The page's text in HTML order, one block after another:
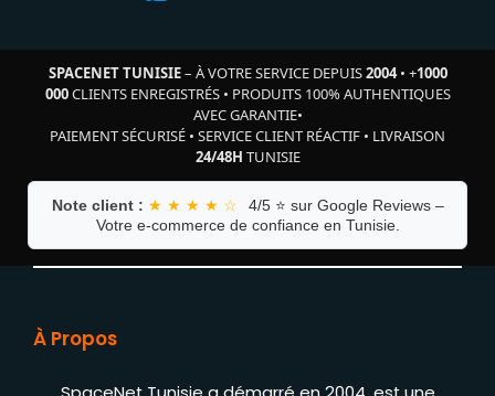
SPACENET TUNISIE– À VOTRE SERVICE DEPUIS2004• +1000
000CLIENTS ENREGISTRÉS• PRODUITS 100% AUTHENTIQUES
AVEC GARANTIE•
PAIEMENT SÉCURISÉ • SERVICE CLIENT RÉACTIF • LIVRAISON
24/48H TUNISIE
Note client : ★ ★ ★ ★ ☆
4/5 ⭐ sur Google Reviews –
Votre e-commerce de confiance en Tunisie.
À Propos